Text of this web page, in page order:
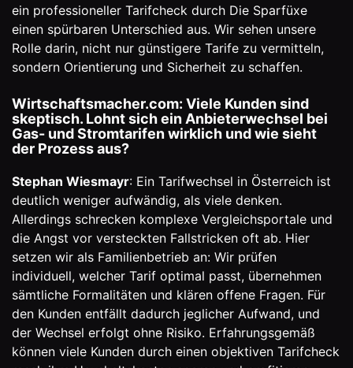
ein professioneller Tarifcheck durch Die Sparfüxe
einen spürbaren Unterschied aus. Wir sehen unsere
Rolle darin, nicht nur günstigere Tarife zu vermitteln,
sondern Orientierung und Sicherheit zu schaffen.
Wirtschaftsmacher.com: Viele Kunden sind
skeptisch. Lohnt sich ein Anbieterwechsel bei
Gas- und Stromtarifen wirklich und wie sieht
der Prozess aus?
Stephan Wiesmayr: Ein Tarifwechsel in Österreich ist
deutlich weniger aufwändig, als viele denken.
Allerdings schrecken komplexe Vergleichsportale und
die Angst vor versteckten Fallstricken oft ab. Hier
setzen wir als Familienbetrieb an: Wir prüfen
individuell, welcher Tarif optimal passt, übernehmen
sämtliche Formalitäten und klären offene Fragen. Für
den Kunden entfällt dadurch jeglicher Aufwand, und
der Wechsel erfolgt ohne Risiko. Erfahrungsgemäß
können viele Kunden durch einen objektiven Tarifcheck